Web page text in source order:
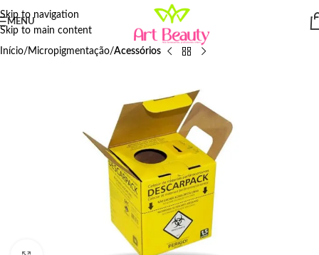
Skip to navigation
Skip to main content
MENU
Início Micropigmentação Acessórios